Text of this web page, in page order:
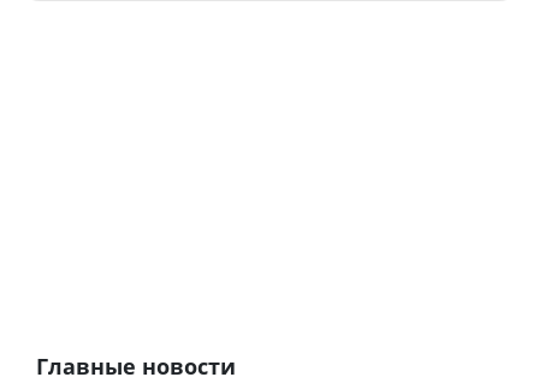
Главные новости